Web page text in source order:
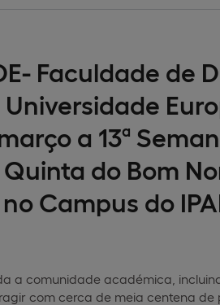
Faculdade de
a 13ª
do Bom
Campus do
a comunidade académica,
com cerca de meia centena de